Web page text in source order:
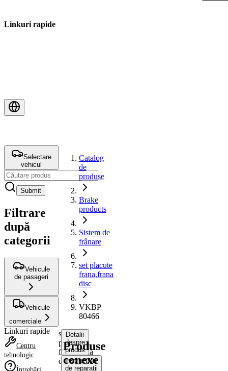
Linkuri rapide
Selectare
vehicul
Submit
Filtrare
după
categorii
Vehicule
de pasageri
Vehicule
comerciale
Linkuri rapide
Centru
tehnologic
Catalog
de
produse
Brake
products
Sistem de
frânare
set placute
frana,frana
disc
VKBP
80466
set
placute
frana,frana
disc
Detalii
despre
produs
Instrucțiuni
de reparații
Produse
conexe